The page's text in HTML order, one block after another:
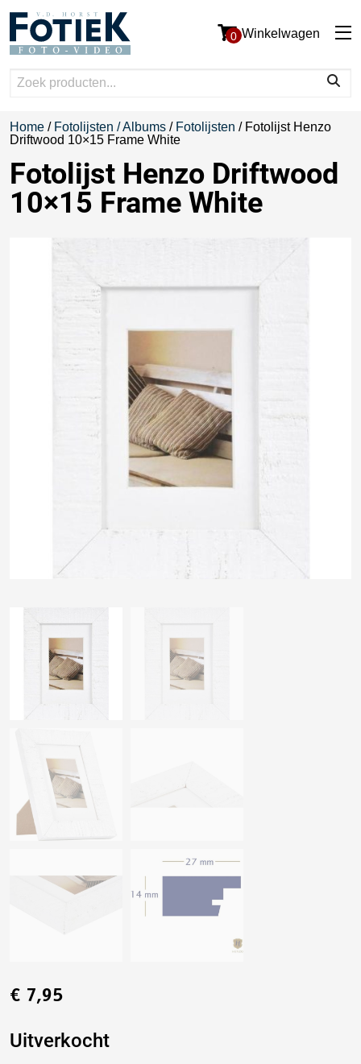
0 Winkelwagen
Home / Fotolijsten / Albums / Fotolijsten / Fotolijst Henzo
Driftwood 10×15 Frame White
Fotolijst Henzo Driftwood
10×15 Frame White
€ 7,95
Uitverkocht